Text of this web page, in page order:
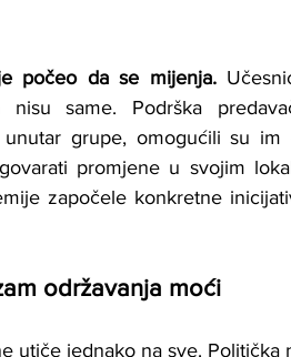
počeo da se mijenja.
same. Podrška
grupe, omogućili su
promjene u svojim
započele konkretne
održavanja moći
utiče jednako na sve. Politička